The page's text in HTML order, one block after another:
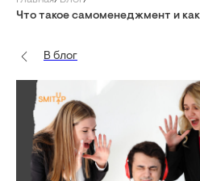
Что такое самоменеджмент и
В блог